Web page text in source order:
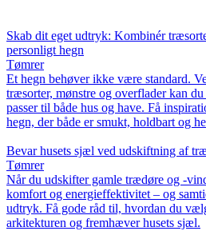
Skab dit eget udtryk: Kombinér
personligt hegn
Tømrer
Et hegn behøver ikke være standard.
træsorter, mønstre og overflader kan
passer til både hus og have. Få
hegn, der både er smukt, holdbart og
Bevar husets sjæl ved udskiftning af
Tømrer
Når du udskifter gamle trædøre og -
komfort og energieffektivitet – og
udtryk. Få gode råd til, hvordan du
arkitekturen og fremhæver husets sjæl.